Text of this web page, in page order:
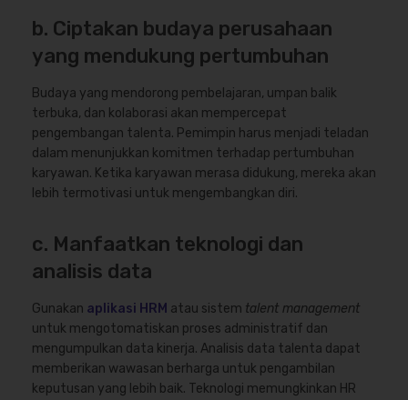
b. Ciptakan budaya perusahaan
yang mendukung pertumbuhan
Budaya yang mendorong pembelajaran, umpan balik
terbuka, dan kolaborasi akan mempercepat
pengembangan talenta. Pemimpin harus menjadi teladan
dalam menunjukkan komitmen terhadap pertumbuhan
karyawan. Ketika karyawan merasa didukung, mereka akan
lebih termotivasi untuk mengembangkan diri.
c. Manfaatkan teknologi dan
analisis data
Gunakan aplikasi HRM atau sistem talent management
untuk mengotomatiskan proses administratif dan
mengumpulkan data kinerja. Analisis data talenta dapat
memberikan wawasan berharga untuk pengambilan
keputusan yang lebih baik. Teknologi memungkinkan HR